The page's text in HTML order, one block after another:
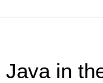
Java in